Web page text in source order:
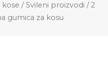
kose / Svileni proizvodi / 2
gumica za kosu